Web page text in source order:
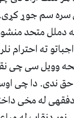
سره سم جوړ
متحد
ته احترام
وویل سی چی
ندی. دا چی
له مخی